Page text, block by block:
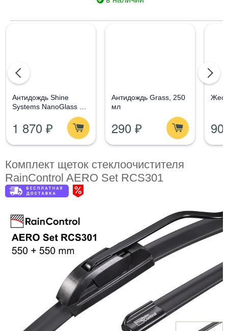
Aнтидождь Shine
Systems NanoGlass Kit
- Набор по уходу за
стеклом
1 870 ₽
Антидождь Grass, 250
мл
290 ₽ 90
Комплект щеток стеклоочистителя
RainControl AERO Set RCS301